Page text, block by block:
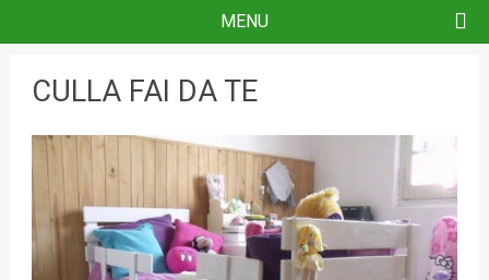
MENU
CULLA FAI DA TE